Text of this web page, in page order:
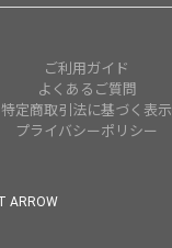
ご利用ガイド
よくあるご質問
特定商取引法に基づく表示
プライバシーポリシー